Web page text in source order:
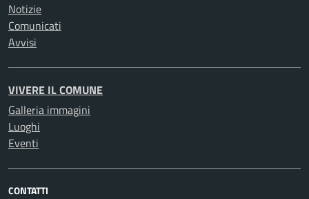
Notizie
Comunicati
Avvisi
VIVERE IL COMUNE
Galleria immagini
Luoghi
Eventi
CONTATTI